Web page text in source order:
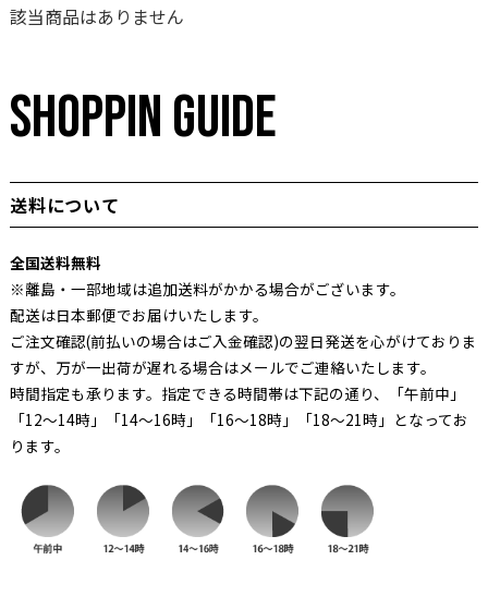
該当商品はありません
SHOPPIN GUIDE
送料について
全国送料無料
※離島・一部地域は追加送料がかかる場合がございます。
配送は日本郵便でお届けいたします。
ご注文確認(前払いの場合はご入金確認)の翌日発送を心がけておりま
すが、万が一出荷が遅れる場合はメールでご連絡いたします。
時間指定も承ります。指定できる時間帯は下記の通り、「午前中」
「12～14時」「14～16時」「16～18時」「18～21時」となってお
ります。